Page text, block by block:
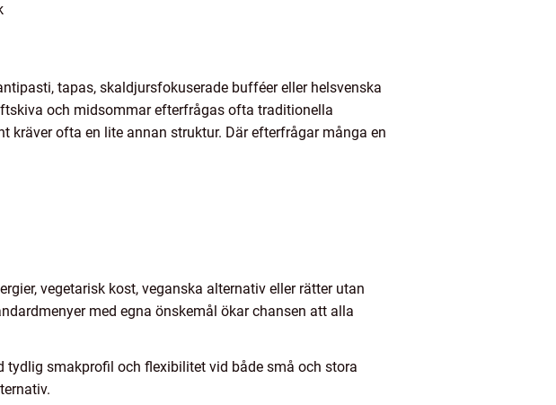
tapas, skaldjursfokuserade bufféer eller helsvenska
och midsommar efterfrågas ofta traditionella
kräver ofta en lite annan struktur. Där efterfrågar många en
vegetarisk kost, veganska alternativ eller rätter utan
med egna önskemål ökar chansen att alla
tydlig smakprofil och flexibilitet vid både små och stora